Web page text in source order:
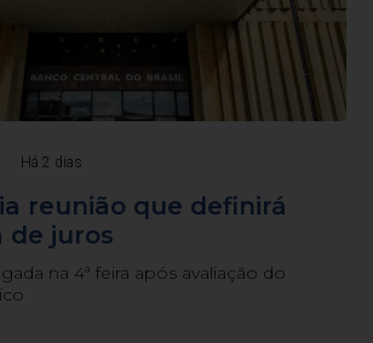
Há 2 dias
reunião que definirá
de juros
na 4ª feira após avaliação do